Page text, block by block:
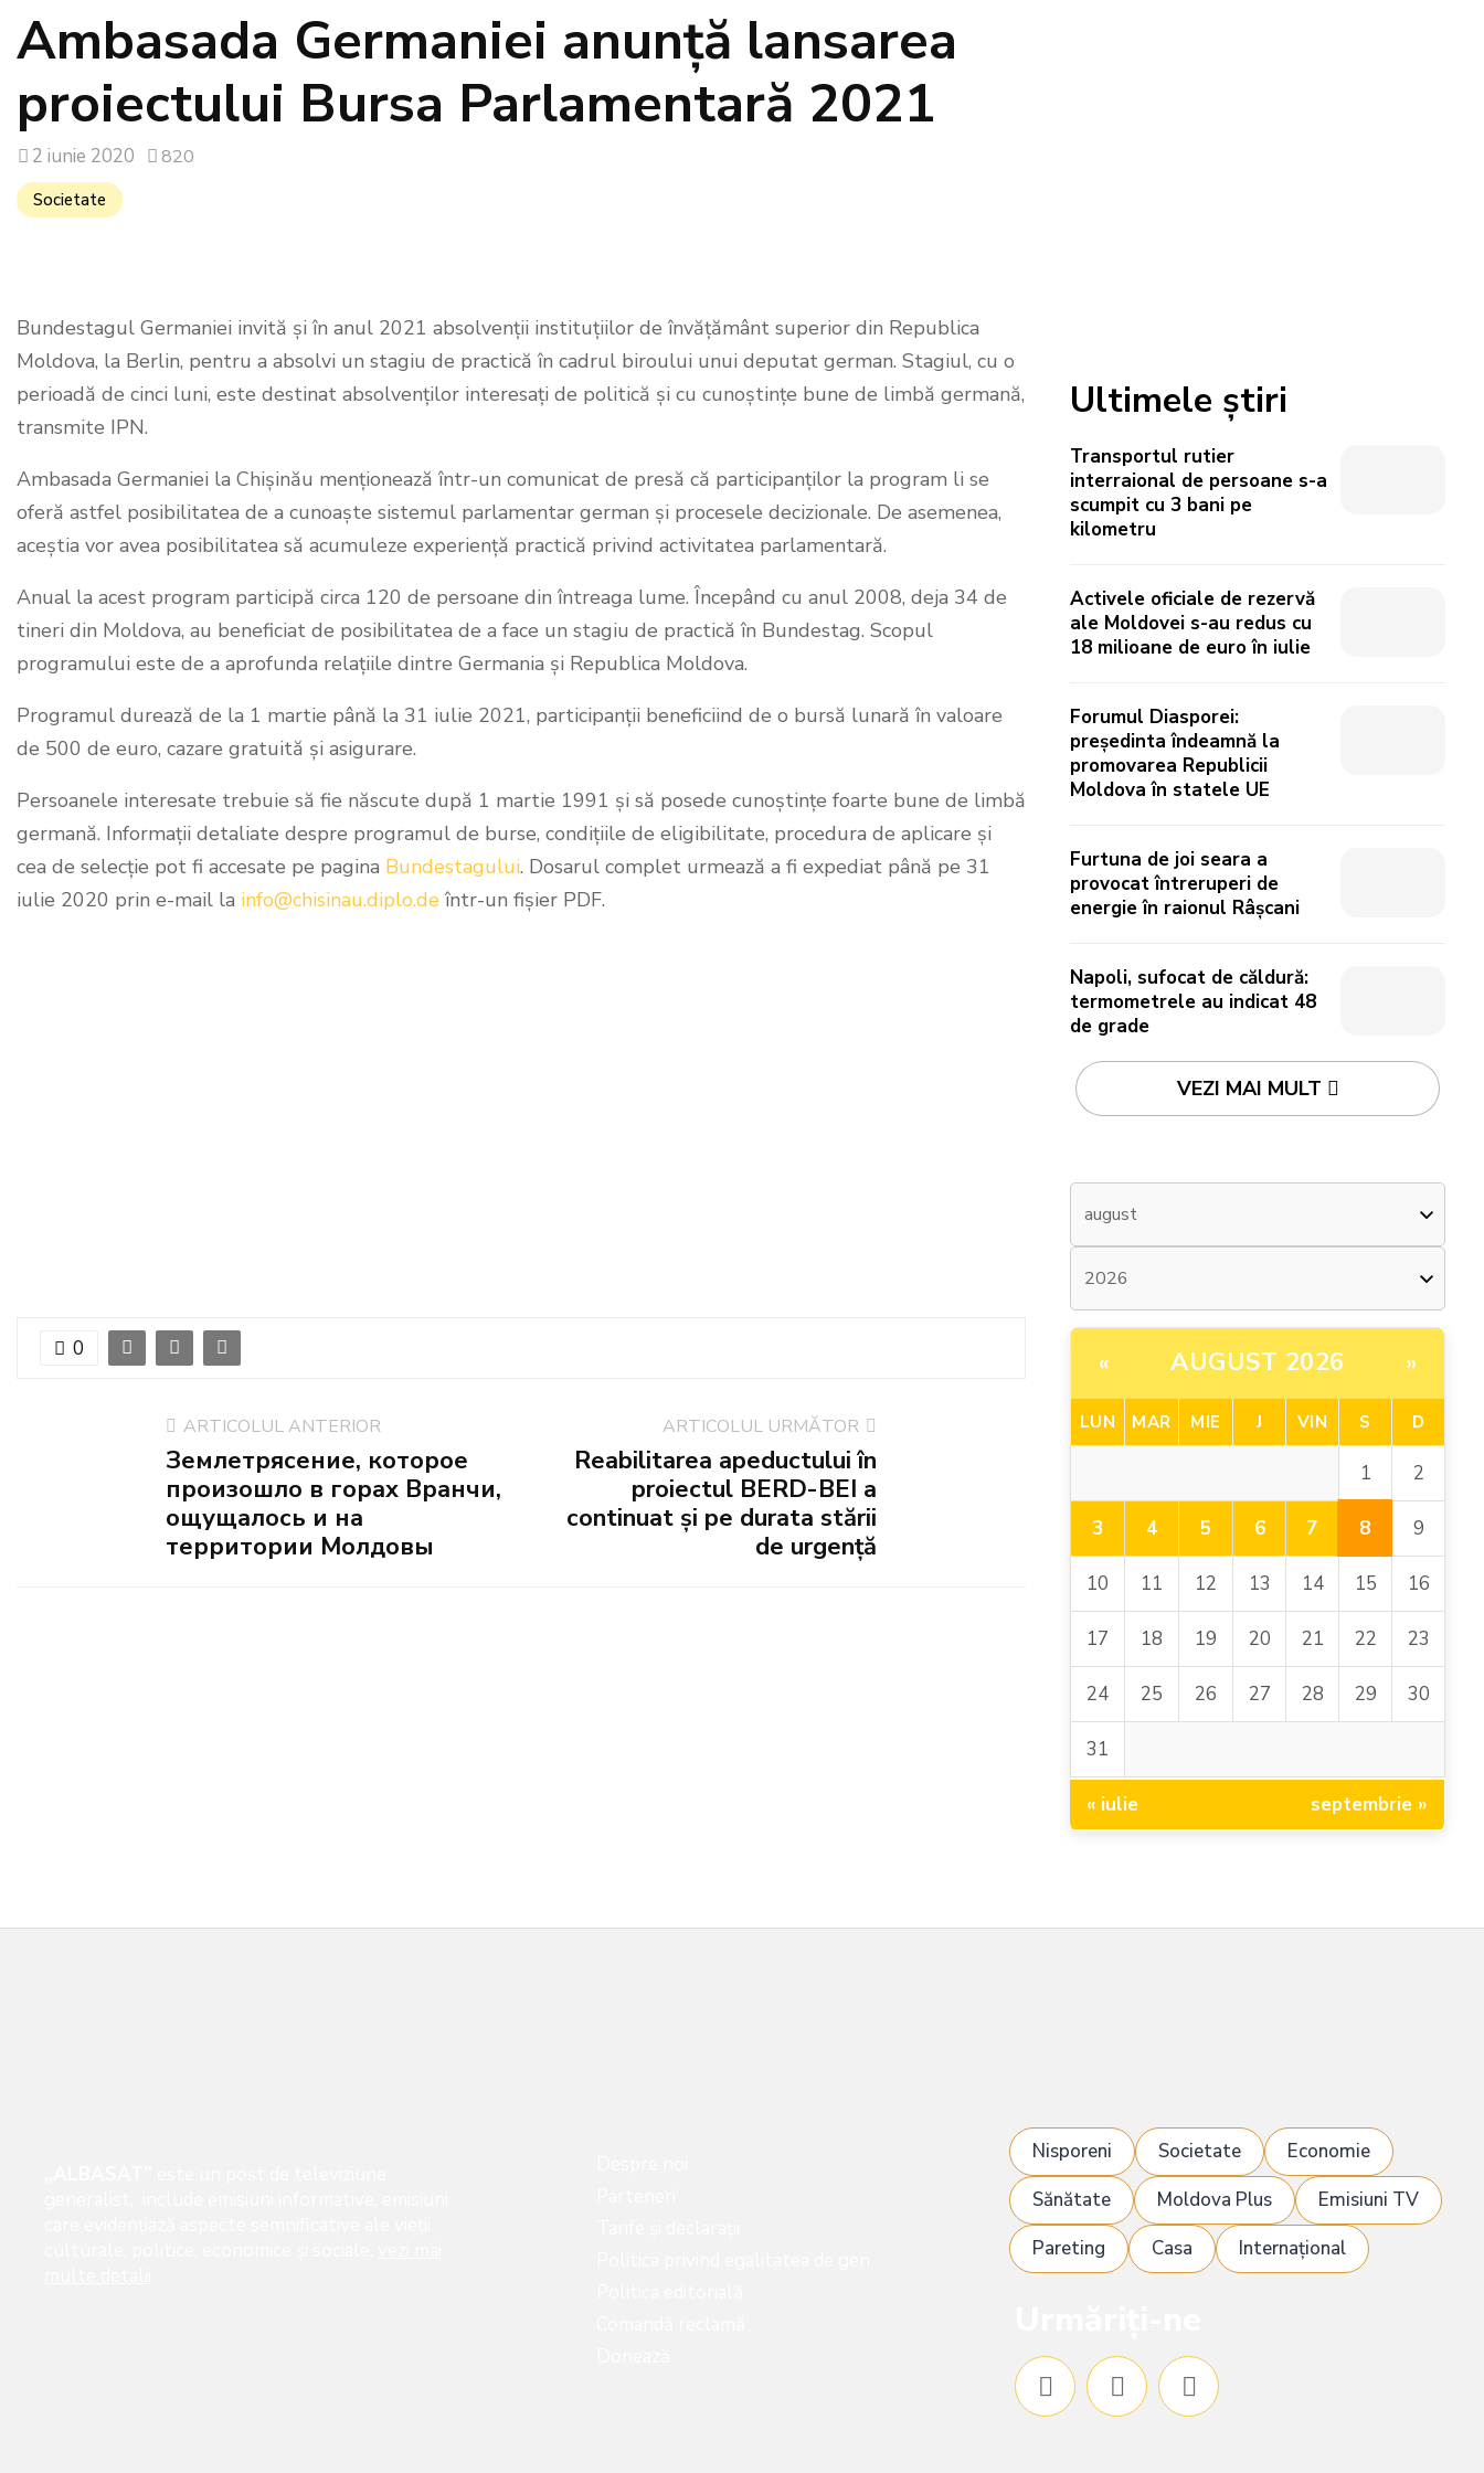
Ambasada Germaniei anunță lansarea
proiectului Bursa Parlamentară 2021
2 iunie 2020 820
Societate
Bundestagul Germaniei invită și în anul 2021 absolvenții instituțiilor de învățământ superior din Republica
Moldova, la Berlin, pentru a absolvi un stagiu de practică în cadrul biroului unui deputat german. Stagiul, cu o
perioadă de cinci luni, este destinat absolvenților interesați de politică și cu cunoștințe bune de limbă germană,
transmite IPN.
Ambasada Germaniei la Chișinău menționează într-un comunicat de presă că participanților la program li se
oferă astfel posibilitatea de a cunoaște sistemul parlamentar german și procesele decizionale. De asemenea,
aceștia vor avea posibilitatea să acumuleze experiență practică privind activitatea parlamentară.
Anual la acest program participă circa 120 de persoane din întreaga lume. Începând cu anul 2008, deja 34 de
tineri din Moldova, au beneficiat de posibilitatea de a face un stagiu de practică în Bundestag. Scopul
programului este de a aprofunda relațiile dintre Germania și Republica Moldova.
Programul durează de la 1 martie până la 31 iulie 2021, participanții beneficiind de o bursă lunară în valoare
de 500 de euro, cazare gratuită și asigurare.
Persoanele interesate trebuie să fie născute după 1 martie 1991 și să posede cunoștințe foarte bune de limbă
germană. Informații detaliate despre programul de burse, condițiile de eligibilitate, procedura de aplicare și
cea de selecție pot fi accesate pe pagina Bundestagului. Dosarul complet urmează a fi expediat până pe 31
iulie 2020 prin e-mail la info@chisinau.diplo.de într-un fișier PDF.
0
ARTICOLUL ANTERIOR
Землетрясение, которое
произошло в горах Вранчи,
ощущалось и на
территории Молдовы
ARTICOLUL URMĂTOR
Reabilitarea apeductului în
proiectul BERD-BEI a
continuat și pe durata stării
de urgență
Ultimele știri
Transportul rutier
interraional de persoane s-a
scumpit cu 3 bani pe
kilometru
Activele oficiale de rezervă
ale Moldovei s-au redus cu
18 milioane de euro în iulie
Forumul Diasporei:
președinta îndeamnă la
promovarea Republicii
Moldova în statele UE
Furtuna de joi seara a
provocat întreruperi de
energie în raionul Râșcani
Napoli, sufocat de căldură:
termometrele au indicat 48
de grade
VEZI MAI MULT
« AUGUST 2026 »
LUN MAR MIE J VIN S D
1 2
3 4 5 6 7 8 9
10 11 12 13 14 15 16
17 18 19 20 21 22 23
24 25 26 27 28 29 30
31
« iulie septembrie »
Nisporeni Societate
Economie
Sănătate
Moldova Plus
Emisiuni TV
Pareting
Casa Internațional